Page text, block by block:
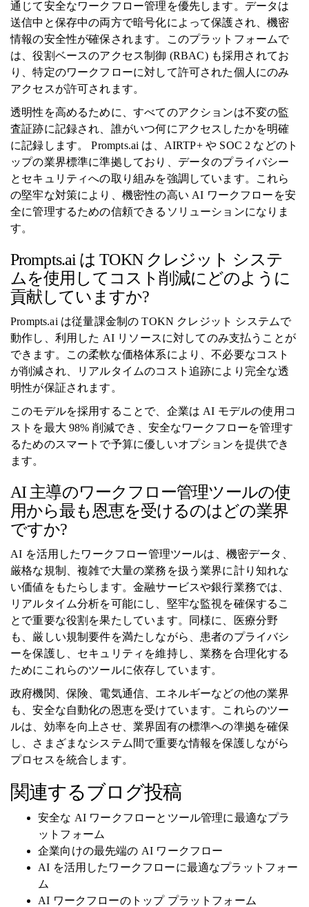
通じて安全なワークフロー管理を優先します。データは
送信中と保存中の両方で暗号化によって保護され、機密
情報の安全性が確保されます。このプラットフォームで
は、役割ベースのアクセス制御 (RBAC) も採用されてお
り、特定のワークフローに対して許可された個人にのみ
アクセスが許可されます。
透明性を高めるために、すべてのアクションは不変の監
査証跡に記録され、誰がいつ何にアクセスしたかを明確
に記録します。 Prompts.ai は、AIRTP+ や SOC 2 などのト
ップの業界標準に準拠しており、データのプライバシー
とセキュリティへの取り組みを強調しています。これら
の堅牢な対策により、機密性の高い AI ワークフローを安
全に管理するための信頼できるソリューションになりま
す。
Prompts.ai は TOKN クレジット システ
ムを使用してコスト削減にどのように
貢献していますか?
Prompts.ai は従量課金制の TOKN クレジット システムで
動作し、利用した AI リソースに対してのみ支払うことが
できます。この柔軟な価格体系により、不必要なコスト
が削減され、リアルタイムのコスト追跡により完全な透
明性が保証されます。
このモデルを採用することで、企業は AI モデルの使用コ
ストを最大 98% 削減でき、安全なワークフローを管理す
るためのスマートで予算に優しいオプションを提供でき
ます。
AI 主導のワークフロー管理ツールの使
用から最も恩恵を受けるのはどの業界
ですか?
AI を活用したワークフロー管理ツールは、機密データ、
厳格な規制、複雑で大量の業務を扱う業界に計り知れな
い価値をもたらします。金融サービスや銀行業務では、
リアルタイム分析を可能にし、堅牢な監視を確保するこ
とで重要な役割を果たしています。同様に、医療分野
も、厳しい規制要件を満たしながら、患者のプライバシ
ーを保護し、セキュリティを維持し、業務を合理化する
ためにこれらのツールに依存しています。
政府機関、保険、電気通信、エネルギーなどの他の業界
も、安全な自動化の恩恵を受けています。これらのツー
ルは、効率を向上させ、業界固有の標準への準拠を確保
し、さまざまなシステム間で重要な情報を保護しながら
プロセスを統合します。
関連するブログ投稿
安全な AI ワークフローとツール管理に最適なプラ
ットフォーム
企業向けの最先端の AI ワークフロー
AI を活用したワークフローに最適なプラットフォー
ム
AI ワークフローのトップ プラットフォーム